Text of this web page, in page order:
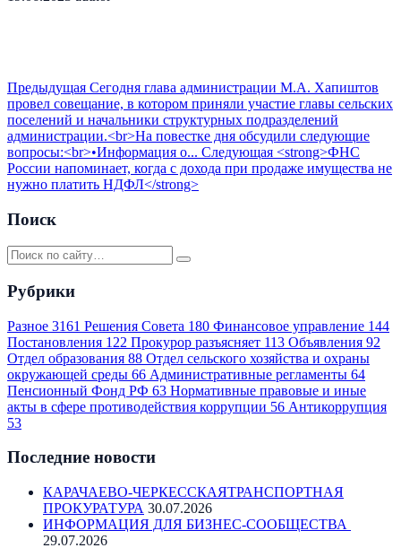
Предыдущая Сегодня глава администрации М.А. Хапиштов
провел совещание, в котором приняли участие главы сельских
поселений и начальники структурных подразделений
администрации.<br>На повестке дня обсудили следующие
вопросы:<br>•Информация о... Следующая <strong>ФНС
России напоминает, когда с дохода при продаже имущества не
нужно платить НДФЛ</strong>
Поиск
Рубрики
Разное 3161 Решения Совета 180 Финансовое управление 144
Постановления 122 Прокурор разъясняет 113 Объявления 92
Отдел образования 88 Отдел сельского хозяйства и охраны
окружающей среды 66 Административные регламенты 64
Пенсионный Фонд РФ 63 Нормативные правовые и иные
акты в сфере противодействия коррупции 56 Антикоррупция
53
Последние новости
КАРАЧАЕВО-ЧЕРКЕССКАЯТРАНСПОРТНАЯ
ПРОКУРАТУРА 30.07.2026
ИНФОРМАЦИЯ ДЛЯ БИЗНЕС-СООБЩЕСТВА
29.07.2026